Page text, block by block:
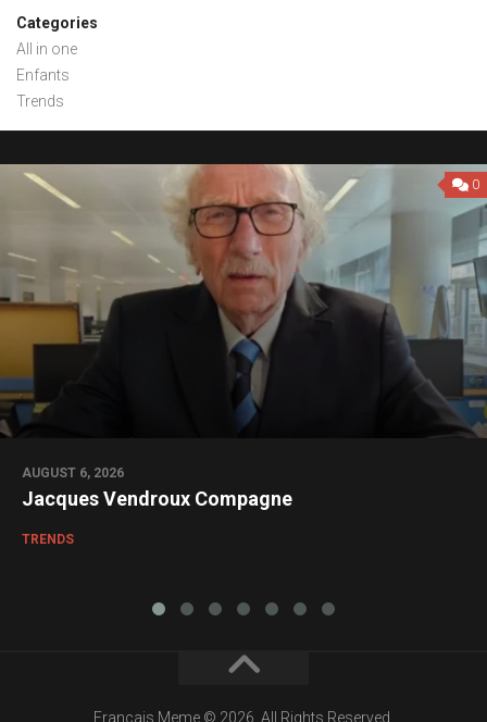
Categories
All in one
Enfants
Trends
0
AUGUST 6, 2026
Jacques Vendroux Compagne
TRENDS
Francais Meme © 2026. All Rights Reserved.